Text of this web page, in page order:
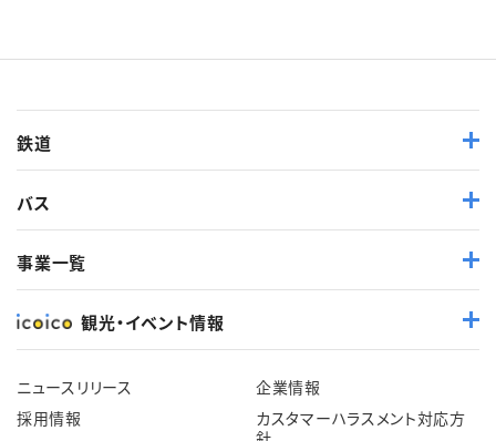
鉄道
バス
事業一覧
観光・イベント情報
ニュースリリース
企業情報
採用情報
カスタマーハラスメント対応方